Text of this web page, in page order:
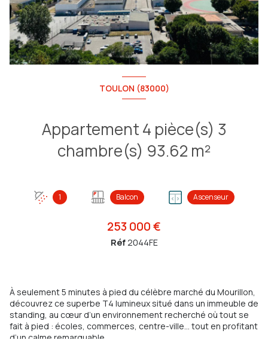
TOULON (83000)
Appartement 4 pièce(s) 3
chambre(s) 93.62 m²
1 Balcon Ascenseur
253 000 €
Réf2044FE
À seulement 5 minutes à pied du célèbre marché du Mourillon,
découvrez ce superbe T4 lumineux situé dans un immeuble de
standing, au cœur d’un environnement recherché où tout se
fait à pied : écoles, commerces, centre-ville… tout en profitant
d’un calme remarquable.